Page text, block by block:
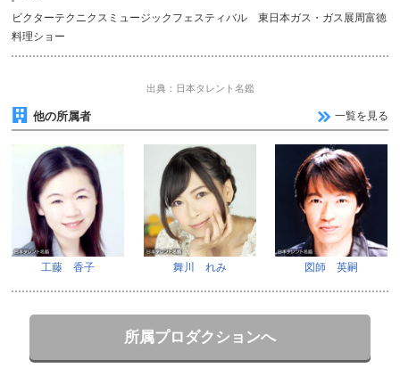
ビクターテクニクスミュージックフェスティバル 東日本ガス・ガス展周富徳
料理ショー
出典：日本タレント名鑑
他の所属者 一覧を見る
工藤 香子 舞川 れみ 図師 英嗣
所属プロダクションへ